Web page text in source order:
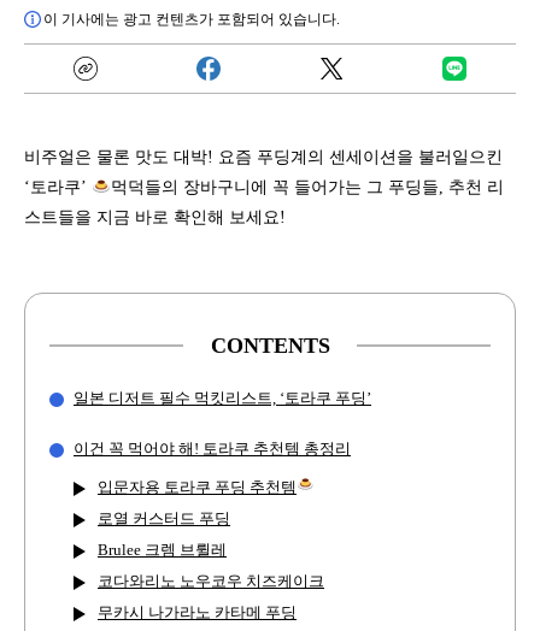
이 기사에는 광고 컨텐츠가 포함되어 있습니다.
비주얼은 물론 맛도 대박! 요즘 푸딩계의 센세이션을 불러일으킨
‘토라쿠’
먹덕들의 장바구니에 꼭 들어가는 그 푸딩들, 추천 리
스트들을 지금 바로 확인해 보세요!
CONTENTS
일본 디저트 필수 먹킷리스트, ‘토라쿠 푸딩’
이건 꼭 먹어야 해! 토라쿠 추천템 총정리
입문자용 토라쿠 푸딩 추천템
로열 커스터드 푸딩
Brulee 크렘 브륄레
코다와리노 노우코우 치즈케이크
무카시 나가라노 카타메 푸딩